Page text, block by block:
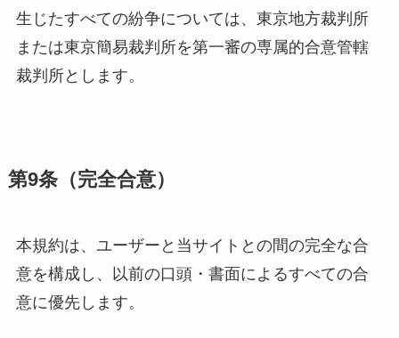
生じたすべての紛争については、東京地方裁判所
または東京簡易裁判所を第一審の専属的合意管轄
裁判所とします。
第9条（完全合意）
本規約は、ユーザーと当サイトとの間の完全な合
意を構成し、以前の口頭・書面によるすべての合
意に優先します。